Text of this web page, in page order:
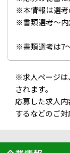
※本情報は選考
※書類選考～内
※書類選考は7
※求人ページは
されます。
応募した求人
するなどのご対